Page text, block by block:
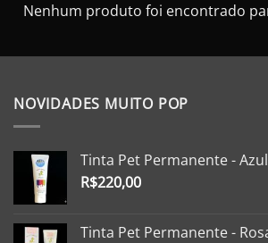
Nenhum produto foi encontrado
NOVIDADES MUITO POP
Tinta Pet Permanente -
R$220,00
Tinta Pet Permanente -